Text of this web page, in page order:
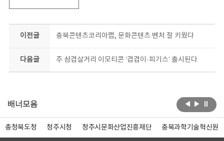
이전글 충북콘텐츠코리아랩, 문화콘텐츠 벤처 잘 키웠다
다음글 주 삼겹살거리 이모티콘 ‘겹겹이·피기스’ 출시된다
배너모음
충청북도청 청주시청 청주시문화산업진흥재단 충북과학기술혁신원